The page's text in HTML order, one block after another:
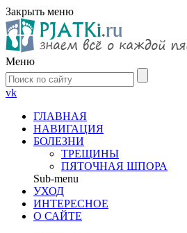
Закрыть меню
Меню
vk
ГЛАВНАЯ
НАВИГАЦИЯ
БОЛЕЗНИ
ТРЕЩИНЫ
ПЯТОЧНАЯ ШПОРА
Sub-menu
УХОД
ИНТЕРЕСНОЕ
О САЙТЕ